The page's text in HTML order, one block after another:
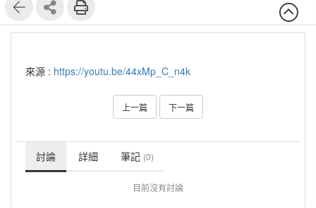
來源 : https://youtu.be/44xMp_C_n4k
上一篇 下一篇
討論 詳細 筆記 (0)
目前沒有討論